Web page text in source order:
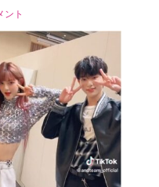
ント